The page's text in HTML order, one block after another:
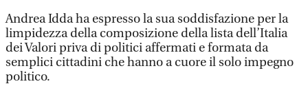
Andrea Idda ha espresso la sua soddisfazione per la
limpidezza della composizione della lista dell’Italia
dei Valori priva di politici affermati e formata da
semplici cittadini che hanno a cuore il solo impegno
politico.